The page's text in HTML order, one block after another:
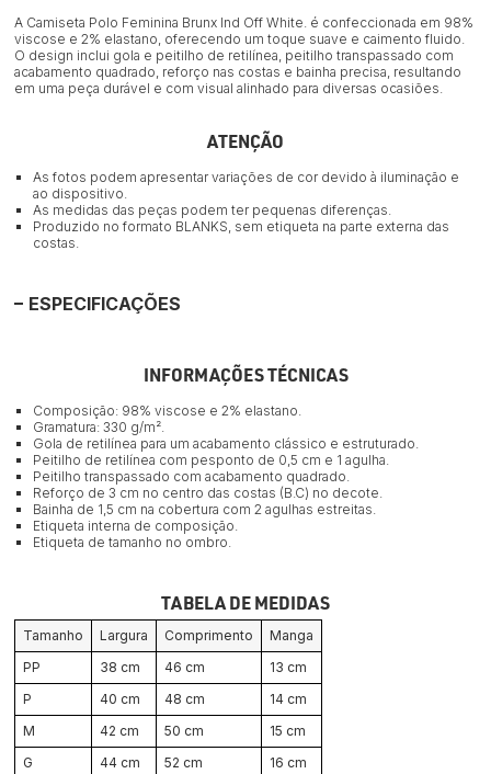
A Camiseta Polo Feminina Brunx Ind Off White. é confeccionada em 98%
viscose e 2% elastano, oferecendo um toque suave e caimento fluido.
O design inclui gola e peitilho de retilínea, peitilho transpassado com
acabamento quadrado, reforço nas costas e bainha precisa, resultando
em uma peça durável e com visual alinhado para diversas ocasiões.
ATENÇÃO
As fotos podem apresentar variações de cor devido à iluminação e
ao dispositivo.
As medidas das peças podem ter pequenas diferenças.
Produzido no formato BLANKS, sem etiqueta na parte externa das
costas.
ESPECIFICAÇÕES
INFORMAÇÕES TÉCNICAS
Composição: 98% viscose e 2% elastano.
Gramatura: 330 g/m².
Gola de retilínea para um acabamento clássico e estruturado.
Peitilho de retilínea com pesponto de 0,5 cm e 1 agulha.
Peitilho transpassado com acabamento quadrado.
Reforço de 3 cm no centro das costas (B.C) no decote.
Bainha de 1,5 cm na cobertura com 2 agulhas estreitas.
Etiqueta interna de composição.
Etiqueta de tamanho no ombro.
TABELA DE MEDIDAS
Tamanho Largura Comprimento
Manga
PP
38 cm 46 cm
13 cm
P
40 cm 48 cm
14 cm
M
42 cm 50 cm
15 cm
G
44 cm 52 cm
16 cm